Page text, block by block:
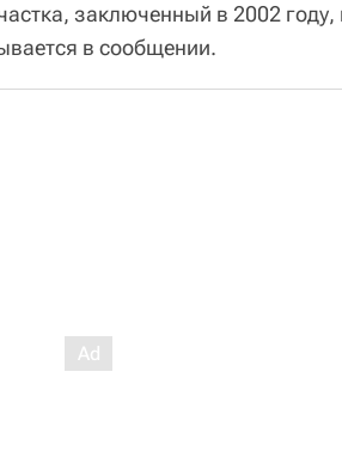
заключенный в 2002 году,
в сообщении.